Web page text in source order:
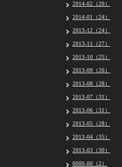
2014-02（20）
2014-01（24）
2013-12（24）
2013-11（27）
2013-10（25）
2013-09（26）
2013-08（28）
2013-07（31）
2013-06（31）
2013-05（28）
2013-04（35）
2013-03（30）
0000-00（2）